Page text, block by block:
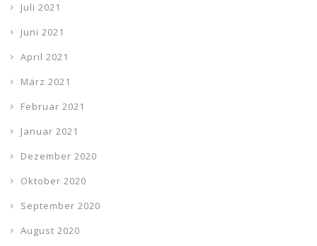
Juli 2021
Juni 2021
April 2021
März 2021
Februar 2021
Januar 2021
Dezember 2020
Oktober 2020
September 2020
August 2020